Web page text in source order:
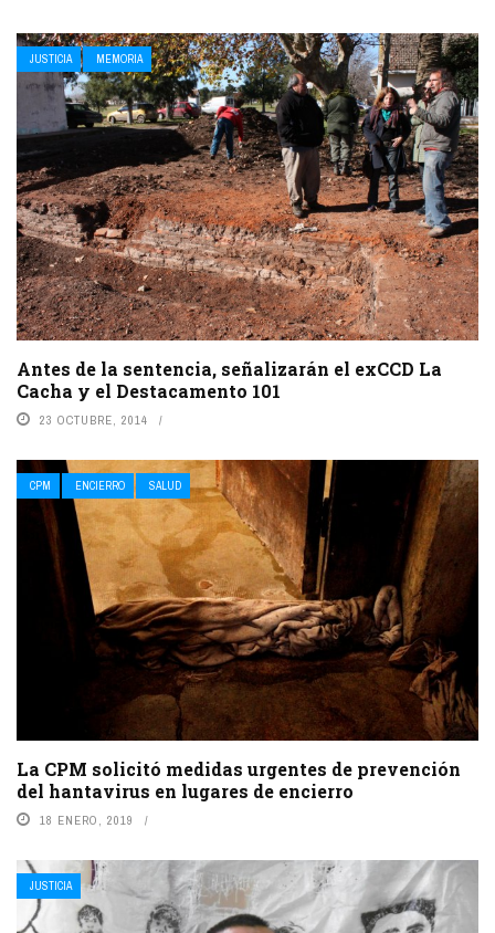
JUSTICIA MEMORIA
Antes de la sentencia, señalizarán el exCCD La
Cacha y el Destacamento 101
23 OCTUBRE, 2014
CPM ENCIERRO SALUD
La CPM solicitó medidas urgentes de prevención
del hantavirus en lugares de encierro
18 ENERO, 2019
JUSTICIA